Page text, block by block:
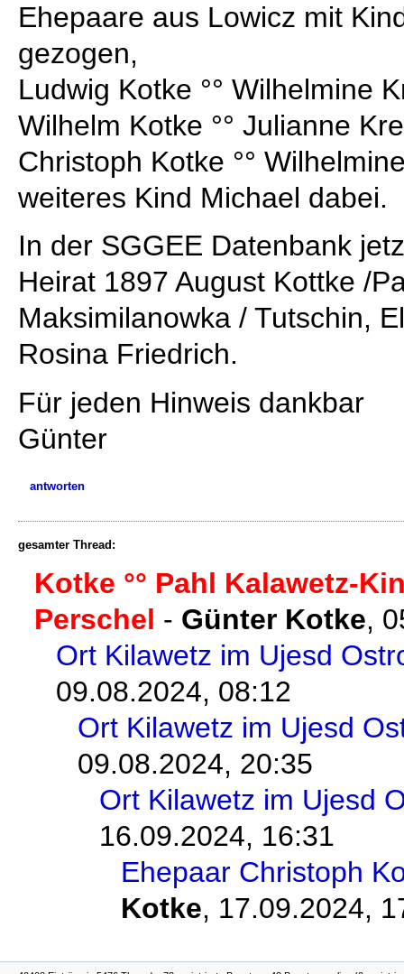
Ehepaare aus Lowicz mit
gezogen,
Ludwig Kotke °° Wilhelmine
Wilhelm Kotke °° Julianne
Christoph Kotke °°
weiteres Kind Michael dabei.
In der SGGEE Datenbank
Heirat 1897 August Kottke /
Maksimilanowka / Tutschin,
Rosina Friedrich.
Für jeden Hinweis dankbar
Günter
antworten
gesamter Thread:
Kotke °° Pahl Kalawetz-
Perschel - Günter Kotke,
Ort Kilawetz im Ujesd
09.08.2024, 08:12
Ort Kilawetz im Ujesd
09.08.2024, 20:35
Ort Kilawetz im Ujesd
16.09.2024, 16:31
Ehepaar Christoph
Kotke, 17.09.2024,